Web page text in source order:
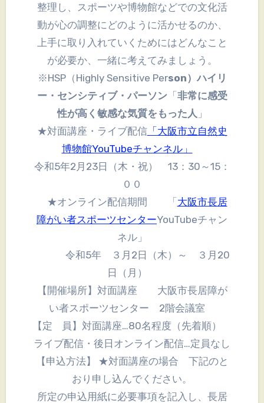
整理し、スポーツや博物館などでの文化活
動が心の調整にどのように活かせるのか、
上手に取り入れていくためにはどんなこと
が必要か、一緒に考えてみましょう。
※HSP（Highly Sensitive Person）ハイリ
ー・センシティブ・パーソン「非常に感受
性が高く敏感な気質をもった人 」
★対面講座・ライブ配信「大阪市立自然史
博物館YouTubeチャンネル」
令和5年2月23日（木・祝） 13：30～15：
００
★オンライン配信期間
「大阪市長居
障がい者スポーツセンターYouTubeチャン
ネル」
令和5年 ３月2日（木）～ ３月20
日（月）
【開催場所】対面講座 大阪市長居障が
い者スポーツセンター 2階会議室
【定 員】対面講座…80名程度（先着順）
ライブ配信・後日オンライン配信…定員なし
【申込方法】 ★対面講座の場合 下記のと
おり申し込んでください。
所定の申込用紙に必要事項を記入し、長居